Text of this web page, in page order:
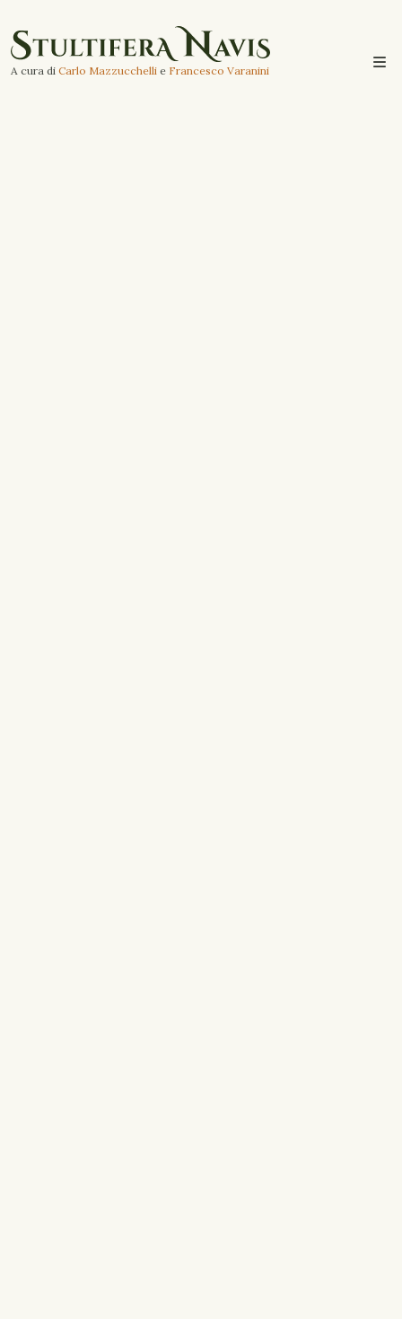
A cura di Carlo Mazzucchelli e Francesco Varanini